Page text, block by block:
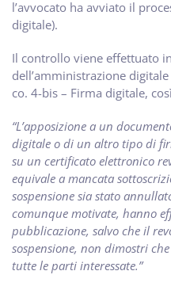
l’avvocato ha avviato il
digitale).
Il controllo viene effettuato
dell’amministrazione
co. 4-bis – Firma digitale,
“L’apposizione a un
digitale o di un altro tipo di
su un certificato elettronico
equivale a mancata
sospensione sia stato
comunque motivate, hanno
pubblicazione, salvo che il
sospensione, non dimostri
tutte le parti interessate.”